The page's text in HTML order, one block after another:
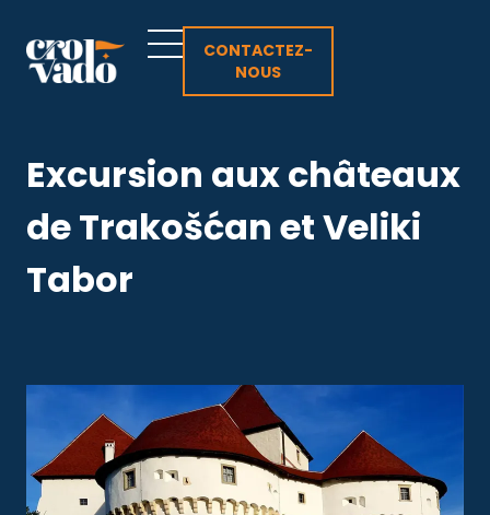
contenu
CONTACTEZ-
NOUS
Excursion aux châteaux
de Trakošćan et Veliki
Tabor